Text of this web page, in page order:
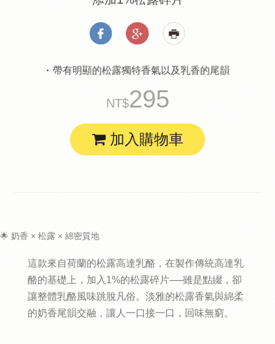
帶有明顯的松露獨特香氣以及乳香的尾韻
295
加入購物車
🌟 奶香 × 松露 × 綿密質地
這款來自荷蘭的松露高達乳酪 ，在製作傳統高達乳
酪的基礎上，加入1%的松露碎片──雖是點綴，卻
讓整體乳酪風味跳脫凡俗。淡雅的松露香氣與綿柔
的奶香尾韻交融，讓人一口接一口，回味無窮。